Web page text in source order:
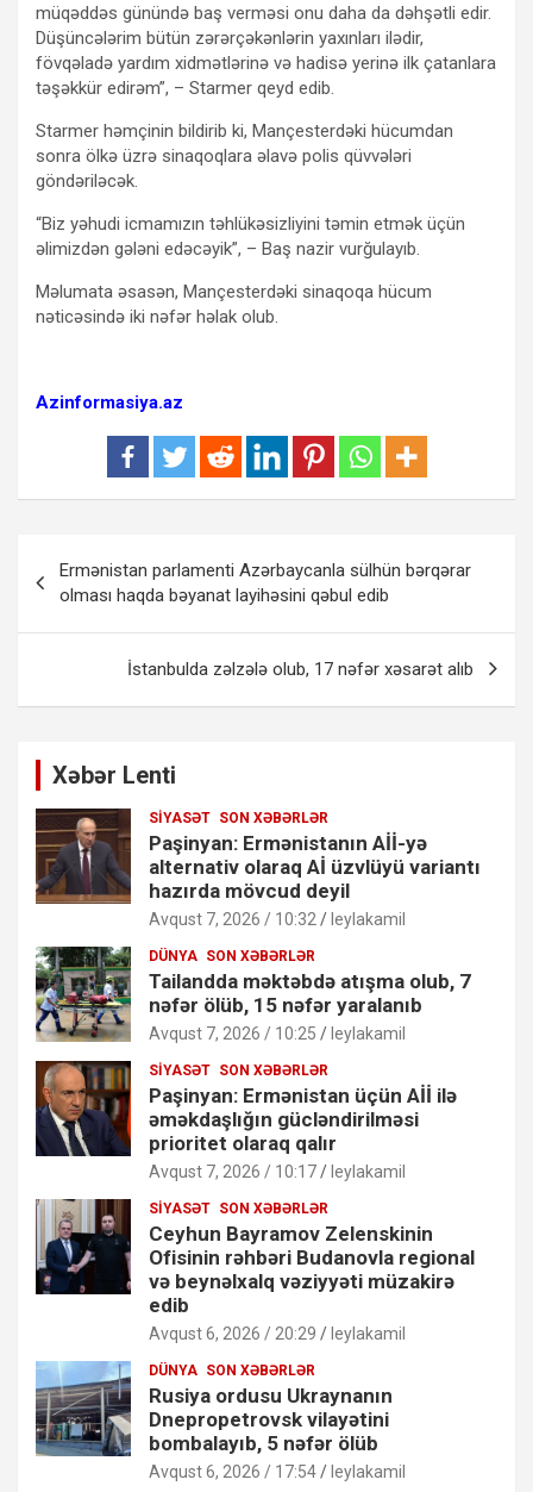
müqəddəs günündə baş verməsi onu daha da dəhşətli edir.
Düşüncələrim bütün zərərçəkənlərin yaxınları ilədir,
fövqəladə yardım xidmətlərinə və hadisə yerinə ilk çatanlara
təşəkkür edirəm”, – Starmer qeyd edib.
Starmer həmçinin bildirib ki, Mançesterdəki hücumdan
sonra ölkə üzrə sinaqoqlara əlavə polis qüvvələri
göndəriləcək.
“Biz yəhudi icmamızın təhlükəsizliyini təmin etmək üçün
əlimizdən gələni edəcəyik”, – Baş nazir vurğulayıb.
Məlumata əsasən, Mançesterdəki sinaqoqa hücum
nəticəsində iki nəfər həlak olub.
Azinformasiya.az
naviqasiyası
Ermənistan parlamenti Azərbaycanla sülhün bərqərar
olması haqda bəyanat layihəsini qəbul edib
İstanbulda zəlzələ olub, 17 nəfər xəsarət alıb
Xəbər Lenti
SIYASƏT SON XƏBƏRLƏR
Paşinyan: Ermənistanın Aİİ-yə
alternativ olaraq Aİ üzvlüyü variantı
hazırda mövcud deyil
Avqust 7, 2026 / 10:32 leylakamil
DÜNYA SON XƏBƏRLƏR
Tailandda məktəbdə atışma olub, 7
nəfər ölüb, 15 nəfər yaralanıb
Avqust 7, 2026 / 10:25 leylakamil
SIYASƏT SON XƏBƏRLƏR
Paşinyan: Ermənistan üçün Aİİ ilə
əməkdaşlığın gücləndirilməsi
prioritet olaraq qalır
Avqust 7, 2026 / 10:17 leylakamil
SIYASƏT SON XƏBƏRLƏR
Ceyhun Bayramov Zelenskinin
Ofisinin rəhbəri Budanovla regional
və beynəlxalq vəziyyəti müzakirə
edib
Avqust 6, 2026 / 20:29 leylakamil
DÜNYA SON XƏBƏRLƏR
Rusiya ordusu Ukraynanın
Dnepropetrovsk vilayətini
bombalayıb, 5 nəfər ölüb
Avqust 6, 2026 / 17:54 leylakamil